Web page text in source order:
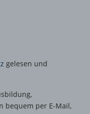
gelesen und
bequem per E-Mail,